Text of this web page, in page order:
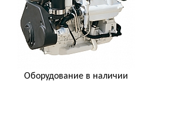
Оборудование в наличии